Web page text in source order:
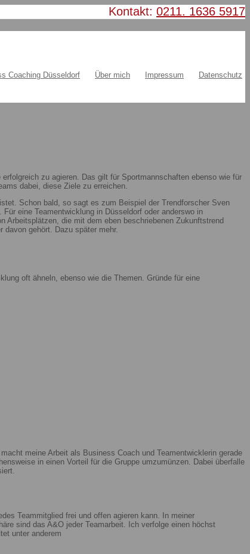
Kontakt: 0211. 1636 5917
Coaching Düsseldorf Über mich Impressum Datenschutz
zu agieren. Das gilt für Sportmannschaften ebenso wie für
dabei, diese Ziele zu erreichen.
Schon bald, so sagt es zum Beispiel der Trendforscher Sven
eine Teamentwicklung in Düsseldorf oder anderswo in
Arbeitsplätzen, die mit dem eben beschriebenen Zukunftstrend
davon gehört. Dazu später mehr.
oft ähneln, ebenso wie die Themen. Gründe für eine
meine Arbeit als Business Coach und Teamentwicklerin gerade
in einen Vorteil für die Gruppe umzumünzen. Dabei überfalle
Teammitglied frei und offen agieren kann. In meiner
sind das A&O jeder Teamarbeit. Ich verfolge einen höchst
unter anderem